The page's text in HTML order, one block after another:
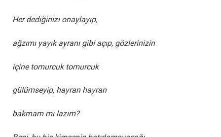
Her dediğinizi onaylayıp,
ağzımı yayık ayranı gibi açıp, gözlerinizin
içine tomurcuk tomurcuk
gülümseyip, hayran hayran
bakmam mı lazım?